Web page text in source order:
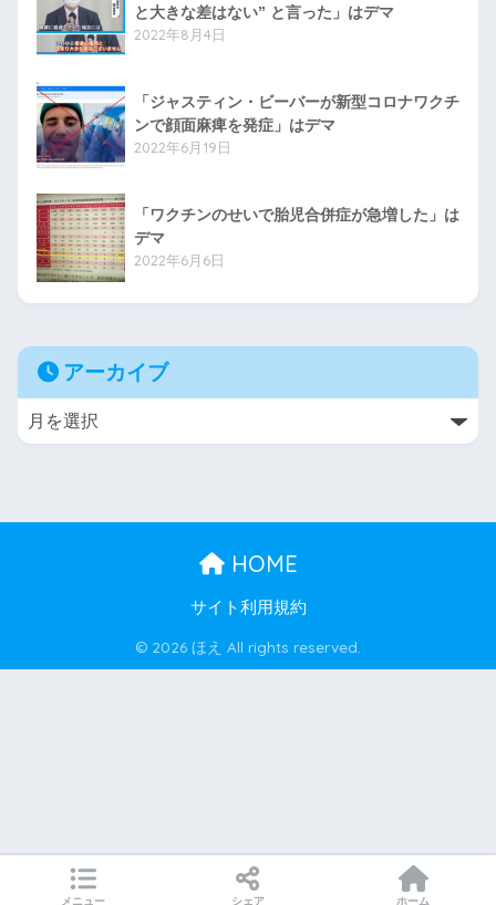
と大きな差はない” と言った」はデマ
2022年8月4日
「ジャスティン・ビーバーが新型コロナワクチ
ンで顔面麻痺を発症」はデマ
2022年6月19日
「ワクチンのせいで胎児合併症が急増した」は
デマ
2022年6月6日
アーカイブ
HOME
サイト利用規約
© 2026 ほえ All rights reserved.
メニュー シェア ホーム